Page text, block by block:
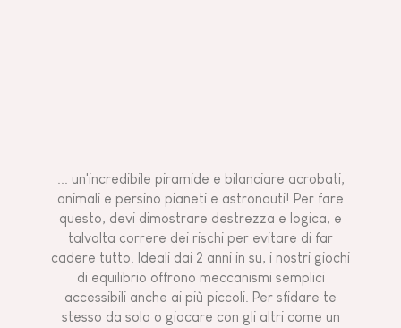
... un'incredibile piramide e bilanciare acrobati,
animali e persino pianeti e astronauti! Per fare
questo, devi dimostrare destrezza e logica, e
talvolta correre dei rischi per evitare di far
cadere tutto. Ideali dai 2 anni in su, i nostri giochi
di equilibrio offrono meccanismi semplici
accessibili anche ai più piccoli. Per sfidare te
stesso da solo o giocare con gli altri come un